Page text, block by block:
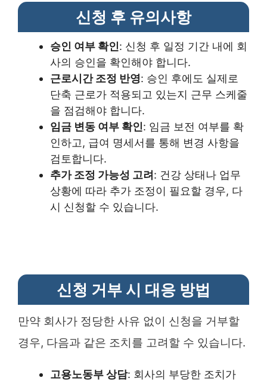
신청 후 유의사항
승인 여부 확인: 신청 후 일정 기간 내에 회
사의 승인을 확인해야 합니다.
근로시간 조정 반영: 승인 후에도 실제로
단축 근로가 적용되고 있는지 근무 스케줄
을 점검해야 합니다.
임금 변동 여부 확인: 임금 보전 여부를 확
인하고, 급여 명세서를 통해 변경 사항을
검토합니다.
추가 조정 가능성 고려: 건강 상태나 업무
상황에 따라 추가 조정이 필요할 경우, 다
시 신청할 수 있습니다.
신청 거부 시 대응 방법
만약 회사가 정당한 사유 없이 신청을 거부할
경우, 다음과 같은 조치를 고려할 수 있습니다.
고용노동부 상담: 회사의 부당한 조치가